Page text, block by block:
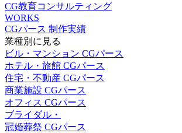
CG教育コンサルティング
WORKS
CGパース 制作実績
業種別に見る
ビル・マンション CGパース
ホテル・旅館 CGパース
住宅・不動産 CGパース
商業施設 CGパース
オフィス CGパース
ブライダル・
冠婚葬祭 CGパース